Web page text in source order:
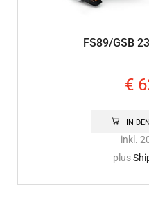
FS89/GSB
€
IN
inkl.
plus